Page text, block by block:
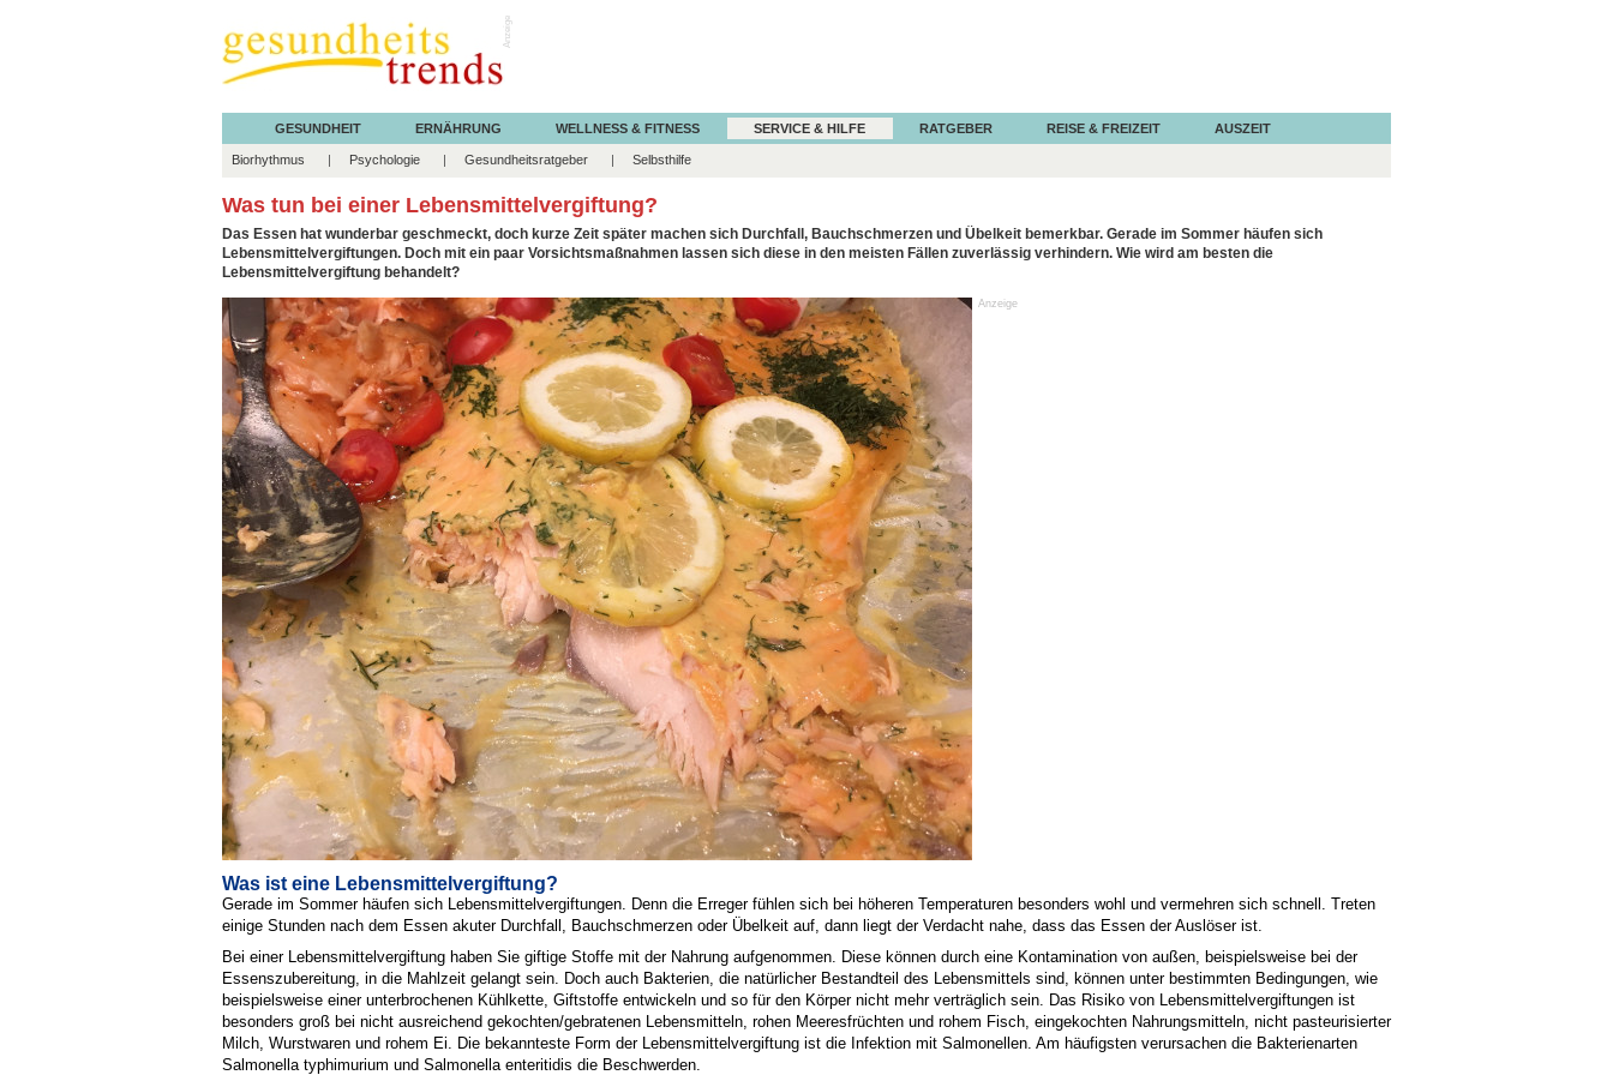
Anzeige
GESUNDHEIT ERNÄHRUNG WELLNESS & FITNESS SERVICE & HILFE RATGEBER REISE & FREIZEIT AUSZEIT
Biorhythmus Psychologie Gesundheitsratgeber Selbsthilfe
Was tun bei einer Lebensmittelvergiftung?
Das Essen hat wunderbar geschmeckt, doch kurze Zeit später machen sich Durchfall, Bauchschmerzen und Übelkeit bemerkbar. Gerade im Sommer häufen sich
Lebensmittelvergiftungen. Doch mit ein paar Vorsichtsmaßnahmen lassen sich diese in den meisten Fällen zuverlässig verhindern. Wie wird am besten die
Lebensmittelvergiftung behandelt?
Anzeige
Was ist eine Lebensmittelvergiftung?
Gerade im Sommer häufen sich Lebensmittelvergiftungen. Denn die Erreger fühlen sich bei höheren Temperaturen besonders wohl und vermehren sich schnell. Treten
einige Stunden nach dem Essen akuter Durchfall, Bauchschmerzen oder Übelkeit auf, dann liegt der Verdacht nahe, dass das Essen der Auslöser ist.
Bei einer Lebensmittelvergiftung haben Sie giftige Stoffe mit der Nahrung aufgenommen. Diese können durch eine Kontamination von außen, beispielsweise bei der
Essenszubereitung, in die Mahlzeit gelangt sein. Doch auch Bakterien, die natürlicher Bestandteil des Lebensmittels sind, können unter bestimmten Bedingungen, wie
beispielsweise einer unterbrochenen Kühlkette, Giftstoffe entwickeln und so für den Körper nicht mehr verträglich sein. Das Risiko von Lebensmittelvergiftungen ist
besonders groß bei nicht ausreichend gekochten/gebratenen Lebensmitteln, rohen Meeresfrüchten und rohem Fisch, eingekochten Nahrungsmitteln, nicht pasteurisierter
Milch, Wurstwaren und rohem Ei. Die bekannteste Form der Lebensmittelvergiftung ist die Infektion mit Salmonellen. Am häufigsten verursachen die Bakterienarten
Salmonella typhimurium und Salmonella enteritidis die Beschwerden.